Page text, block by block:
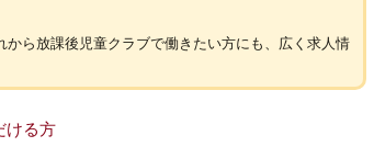
ら放課後児童クラブで働きたい方にも、広く求人情
ける方